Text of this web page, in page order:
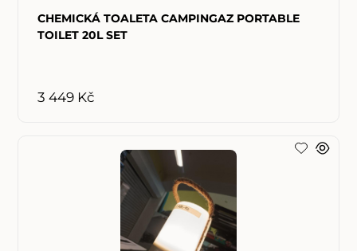
CHEMICKÁ TOALETA CAMPINGAZ PORTABLE
TOILET 20L SET
3 449 Kč